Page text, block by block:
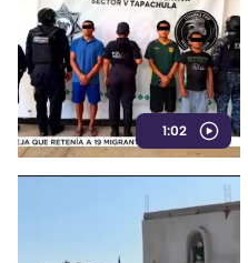
1:02